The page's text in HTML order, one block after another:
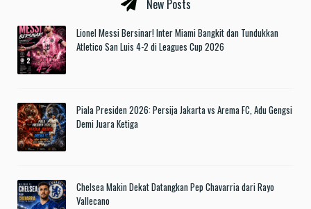
New Posts
Lionel Messi Bersinar! Inter Miami Bangkit dan Tundukkan
Atletico San Luis 4-2 di Leagues Cup 2026
Piala Presiden 2026: Persija Jakarta vs Arema FC, Adu Gengsi
Demi Juara Ketiga
Chelsea Makin Dekat Datangkan Pep Chavarria dari Rayo
Vallecano